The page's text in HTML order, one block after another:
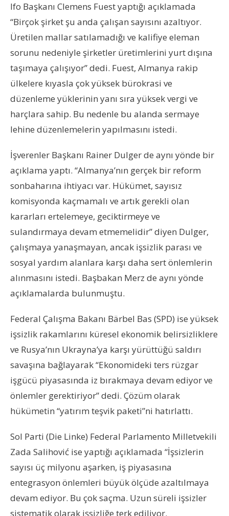
Ifo Başkanı Clemens Fuest yaptığı açıklamada
“Birçok şirket şu anda çalışan sayısını azaltıyor.
Üretilen mallar satılamadığı ve kalifiye eleman
sorunu nedeniyle şirketler üretimlerini yurt dışına
taşımaya çalışıyor” dedi. Fuest, Almanya rakip
ülkelere kıyasla çok yüksek bürokrasi ve
düzenleme yüklerinin yanı sıra yüksek vergi ve
harçlara sahip. Bu nedenle bu alanda sermaye
lehine düzenlemelerin yapılmasını istedi.
İşverenler Başkanı Rainer Dulger de aynı yönde bir
açıklama yaptı. “Almanya’nın gerçek bir reform
sonbaharına ihtiyacı var. Hükümet, sayısız
komisyonda kaçmamalı ve artık gerekli olan
kararları ertelemeye, geciktirmeye ve
sulandırmaya devam etmemelidir” diyen Dulger,
çalışmaya yanaşmayan, ancak işsizlik parası ve
sosyal yardım alanlara karşı daha sert önlemlerin
alınmasını istedi. Başbakan Merz de aynı yönde
açıklamalarda bulunmuştu.
Federal Çalışma Bakanı Bärbel Bas (SPD) ise yüksek
işsizlik rakamlarını küresel ekonomik belirsizliklere
ve Rusya’nın Ukrayna’ya karşı yürüttüğü saldırı
savaşına bağlayarak “Ekonomideki ters rüzgar
işgücü piyasasında iz bırakmaya devam ediyor ve
önlemler gerektiriyor” dedi. Çözüm olarak
hükümetin “yatırım teşvik paketi”ni hatırlattı.
Sol Parti (Die Linke) Federal Parlamento Milletvekili
Zada Salihović ise yaptığı açıklamada “İşsizlerin
sayısı üç milyonu aşarken, iş piyasasına
entegrasyon önlemleri büyük ölçüde azaltılmaya
devam ediyor. Bu çok saçma. Uzun süreli işsizler
sistematik olarak işsizliğe terk ediliyor.